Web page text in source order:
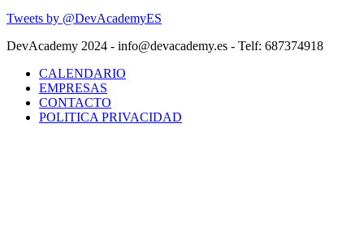
Tweets by @DevAcademyES
DevAcademy 2024 - info@devacademy.es - Telf: 687374918
CALENDARIO
EMPRESAS
CONTACTO
POLITICA PRIVACIDAD